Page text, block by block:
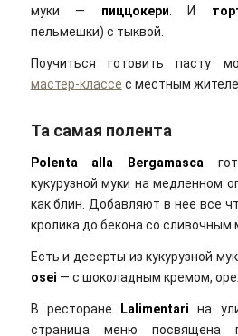
муки — пиццокери . И
пельмешки) с тыквой.
Поучиться готовить пасту
мастер-классе с местным
Та самая полента
Polenta alla Bergamasca
кукурузной муки на медленном
как блин. Добавляют в нее все
кролика до бекона со сливочным
Есть и десерты из кукурузной
osei — с шоколадным кремом,
В ресторане Lalimentari на
страница меню посвящена